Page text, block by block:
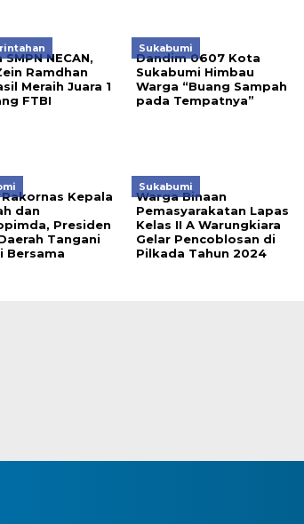
NECAN,
Ramdhan
Meraih Juara 1
FTBI
Sukabumi
Dandim 0607 Kota
Sukabumi Himbau
Warga “Buang Sampah
pada Tempatnya”
Kepala
dan
Presiden
Tangani
Bersama
Sukabumi
Warga Binaan
Pemasyarakatan Lapas
Kelas II A Warungkiara
Gelar Pencoblosan di
Pilkada Tahun 2024